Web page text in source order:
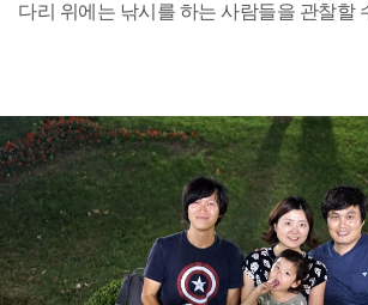
다리 위에는 낚시를 하는 사람들을 관찰할